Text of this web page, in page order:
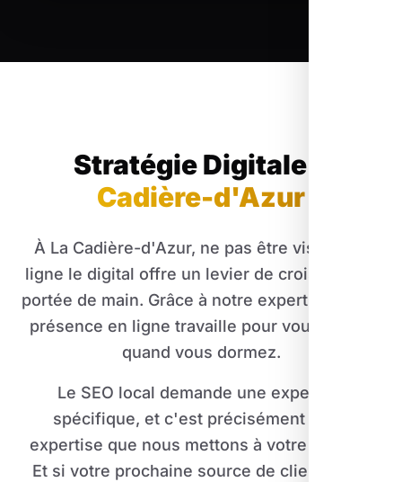
Stratégie Digitale
Cadière-d'Azur
À La Cadière-d'Azur, ne pas être visible en
ligne le digital offre un levier de croissance à
portée de main. Grâce à notre expertise, votre
présence en ligne travaille pour vous même
quand vous dormez.
Le SEO local demande une expertise
spécifique, et c'est précisément cette
expertise que nous mettons à votre service.
Et si votre prochaine source de clients était